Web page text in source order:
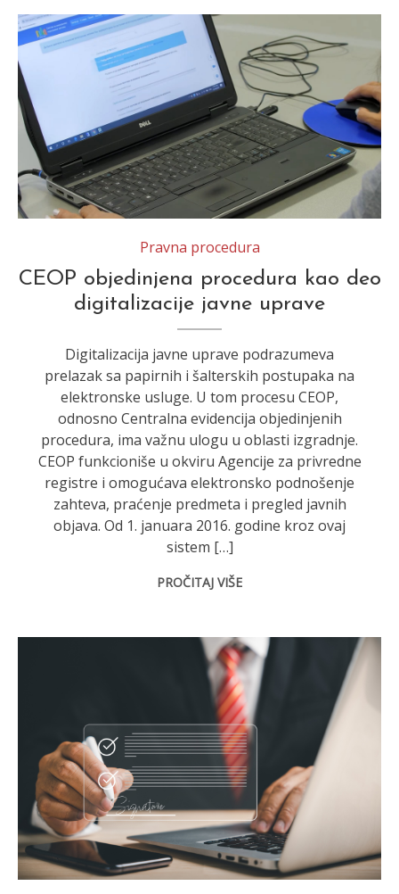
Pravna procedura
CEOP objedinjena procedura kao deo
digitalizacije javne uprave
Digitalizacija javne uprave podrazumeva
prelazak sa papirnih i šalterskih postupaka na
elektronske usluge. U tom procesu CEOP,
odnosno Centralna evidencija objedinjenih
procedura, ima važnu ulogu u oblasti izgradnje.
CEOP funkcioniše u okviru Agencije za privredne
registre i omogućava elektronsko podnošenje
zahteva, praćenje predmeta i pregled javnih
objava. Od 1. januara 2016. godine kroz ovaj
sistem […]
PROČITAJ VIŠE